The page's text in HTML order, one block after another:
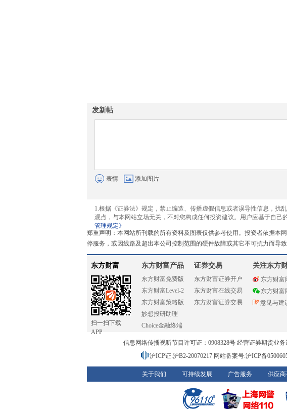
发新帖
表情 添加图片
1.根据《证券法》规定，禁止编造、传播虚假信息或者误导性信息，扰
观点，与本网站立场无关，不对您构成任何投资建议。用户应基于自己
管理规定》
郑重声明：本网站所刊载的所有资料及图表仅供参考使用。投资者依据本
停服务，或因线路及超出本公司控制范围的硬件故障或其它不可抗力而导
东方财富
扫一扫下载
APP
东方财富产品
东方财富免费版
东方财富Level-2
东方财富策略版
妙想投研助理
Choice金融终端
证券交易
东方财富证券开户
东方财富在线交易
东方财富证券交易
关注东方
东方财富
东方财富
意见与建
信息网络传播视听节目许可证：0908328号 经营证券期货业务
沪ICP证:沪B2-20070217 网站备案号:沪ICP备
关于我们 可持续发展 广告服务 供应商